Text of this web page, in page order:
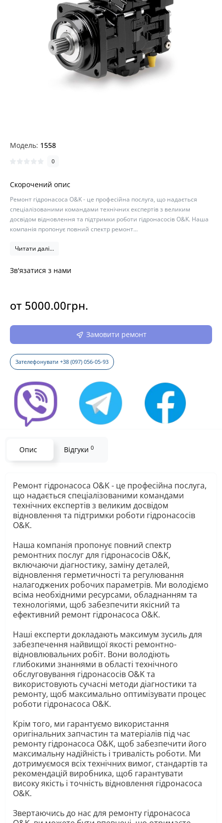
Модель: 1558
0
Скорочений опис
Ремонт гідронасоса O&K - це професійна послуга, що надається
спеціалізованими командами технічних експертів з великим
досвідом відновлення та підтримки роботи гідронасосів O&K. Наша
компанія пропонує повний спектр ремонт...
Читати далі...
Зв'язатися з нами
от 5000.00грн.
Замовити ремонт
Зателефонувати +38 (097) 056-05-93
Опис Відгуки 0
Ремонт гідронасоса O&K - це професійна послуга,
що надається спеціалізованими командами
технічних експертів з великим досвідом
відновлення та підтримки роботи гідронасосів
O&K.
Наша компанія пропонує повний спектр
ремонтних послуг для гідронасосів O&K,
включаючи діагностику, заміну деталей,
відновлення герметичності та регулювання
налагоджених робочих параметрів. Ми володіємо
всіма необхідними ресурсами, обладнанням та
технологіями, щоб забезпечити якісний та
ефективний ремонт гідронасоса O&K.
Наші експерти докладають максимум зусиль для
забезпечення найвищої якості ремонтно-
відновлювальних робіт. Вони володіють
глибокими знаннями в області технічного
обслуговування гідронасосів O&K та
використовують сучасні методи діагностики та
ремонту, щоб максимально оптимізувати процес
роботи гідронасоса O&K.
Крім того, ми гарантуємо використання
оригінальних запчастин та матеріалів під час
ремонту гідронасоса O&K, щоб забезпечити його
максимальну надійність і тривалість роботи. Ми
дотримуємося всіх технічних вимог, стандартів та
рекомендацій виробника, щоб гарантувати
високу якість і точність відновлення гідронасоса
O&K.
Звертаючись до нас для ремонту гідронасоса